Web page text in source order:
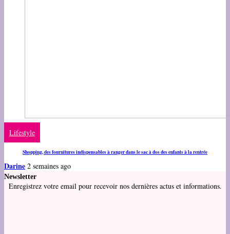
Lifestyle
Shopping, des fournitures indispensables à ranger dans le sac à dos des enfants à la rentrée
Darine 2 semaines ago
Newsletter
Enregistrez votre email pour recevoir nos dernières actus et informations.